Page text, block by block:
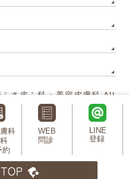
さ皮ふ科・美容皮膚科
All
科
約
WEB
問診
LINE
登録